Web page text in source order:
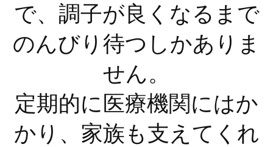
で、調子が良くなるまで
のんびり待つしかありま
せん。
定期的に医療機関にはか
かり、家族も支えてくれ